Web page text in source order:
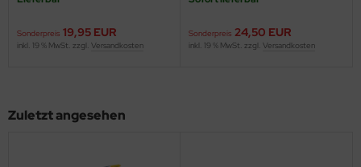
Sonderpreis 19,95 EUR
inkl. 19 % MwSt. zzgl. Versandkosten
Sonderpreis 24,50 EUR
inkl. 19 % MwSt. zzgl. Versandkosten
Zuletzt angesehen